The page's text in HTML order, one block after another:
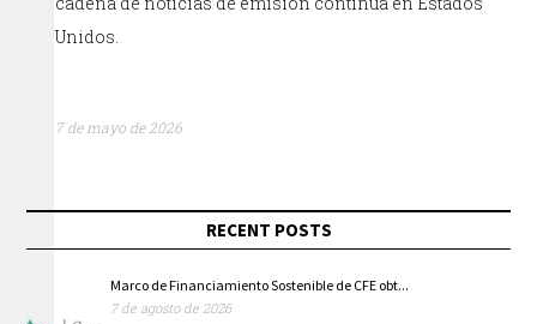
Unidos.
7 de mayo de 2026
RECENT POSTS
Marco de Financiamiento Sostenible de CFE obt...
7 de agosto de 2026